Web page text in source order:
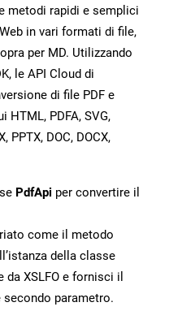
metodi rapidi e semplici
in vari formati di file,
per MD. Utilizzando
le API Cloud di
di file PDF e
HTML, PDFA, SVG,
PPTX, DOC, DOCX,
PdfApi per convertire il
come il metodo
della classe
da XSLFO e fornisci il
parametro.